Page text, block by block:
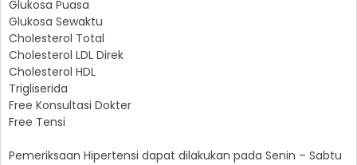
Glukosa Puasa
Glukosa Sewaktu
Cholesterol Total
Cholesterol LDL Direk
Cholesterol HDL
Trigliserida
Free Konsultasi Dokter
Free Tensi
Pemeriksaan Hipertensi dapat dilakukan pada Senin – Sabtu